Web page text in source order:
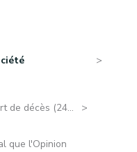
de décès (24...
que l'Opinion